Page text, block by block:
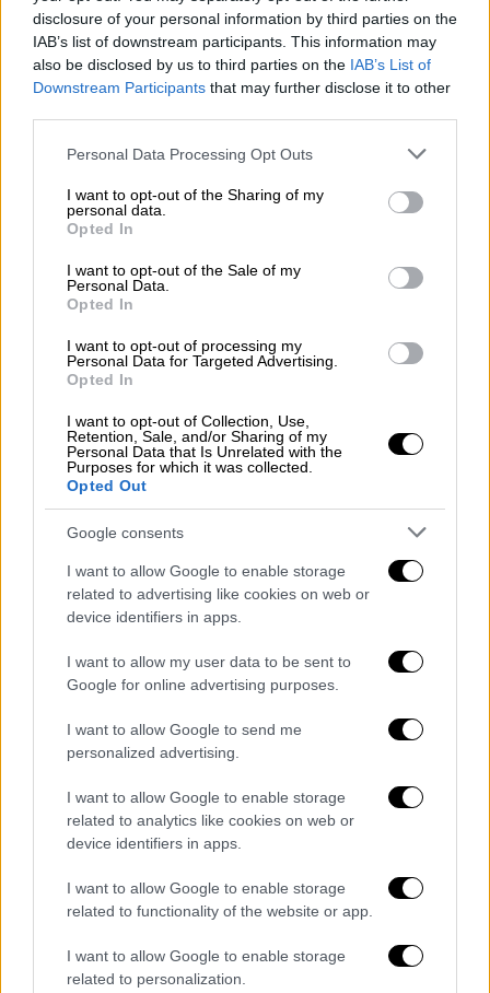
disclosure of your personal information by third parties on the
IAB’s list of downstream participants. This information may
also be disclosed by us to third parties on the IAB’s List of
Downstream Participants that may further disclose it to other
Please note that this website/app uses one or more Google
not limited to your visit or usage behaviour. You may click to
grant or deny consent to Google and its third-party tags to
use your data for below specified purposes in below Google
consent section.
Personal Data Processing Opt Outs
I want to opt-out of the Sharing of my
personal data.
Opted In
I want to opt-out of the Sale of my
Personal Data.
Opted In
I want to opt-out of processing my
Personal Data for Targeted Advertising.
Opted In
I want to opt-out of Collection, Use,
Retention, Sale, and/or Sharing of my
Personal Data that Is Unrelated with the
Purposes for which it was collected.
Opted Out
Google consents
I want to allow Google to enable storage
related to advertising like cookies on web or
device identifiers in apps.
I want to allow my user data to be sent to
Google for online advertising purposes.
I want to allow Google to send me
personalized advertising.
I want to allow Google to enable storage
related to analytics like cookies on web or
device identifiers in apps.
I want to allow Google to enable storage
related to functionality of the website or app.
I want to allow Google to enable storage
related to personalization.
επιτρέψει την κατανάλωση κρέατος κάστορα
και ευρωπαϊκού βίσωνα ώστε να ενθαρρύνει
το κυνήγι αυτών των ζώων για να ελεγχθεί ο
πληθυσμός τους. Τα σχόλιά του έγιναν
ευρέως γνωστά μόλις αυτήν την εβδομάδα
αλλά, παρά την κατακραυγή, ο υπουργός
"Αυτά τα ζώα θα μπορούσαν να
σκοπούς και δεν μου φαίνεται ότι αυτό θα
ήταν κάτι εντελώς παράλογο", είπε
μιλώντας στον τηλεοπτικό σταθμό TVN24.
Το κυβερνών κόμμα Νόμου και Δικαιοσύνης
(PiS) έχει συγκρουστεί και στο παρελθόν με
τους οικολόγους, κυρίως με την απόφασή
του για την εξόντωση των αγριόχοιρων ή
όταν επέτρεψε την υλοτομία στο αρχαίο
δάσος Μπιαλοβιέζα. "Αυτό είναι άλλο ένα
βήμα στη σταυροφορία (του Αρντανόφσκι)
εναντίον της φύσης. Κατά την άποψή μας,
είναι παντελώς ανεύθυνο", σχολίασε ο
Ο ευρωπαϊκός βίσωνας είναι
προστατευόμενο είδος στην Πολωνία και
για πολλούς θεωρείται το σύμβολο της
χώρας. Οι κάστορες προστατεύονται εν
μέρει, κάτι που σημαίνει ότι επιτρέπεται το
κυνήγι για τη μείωση του πληθυσμού τους.
Όμως η κατανάλωση κρέατος κάστορα είναι
κάτι το ανήκουστο.
μετέδωσε σήμερα δηλώσεις του υπουργού,
σύμφωνα με τις οποίες στην Πολωνία ζουν